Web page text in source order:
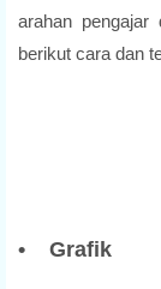
arahan
berikut cara dan
• Grafik